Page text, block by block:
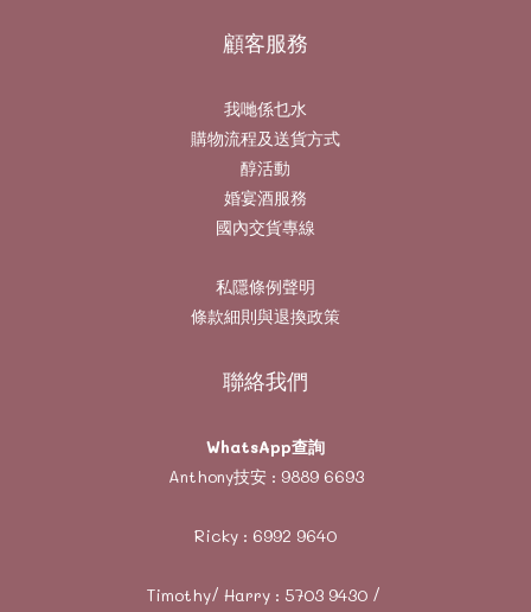
顧客服務
我哋係乜水
購物流程及送貨方式
醇活動
婚宴酒服務
國內交貨專線
私隱條例聲明
條款細則與退換政策
聯絡我們
WhatsApp查詢
Anthony技安 : 9889 6693
Ricky : 6992 9640
Timothy/ Harry : 5703 9430/